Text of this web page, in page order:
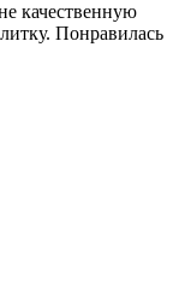
качественную
Понравилась